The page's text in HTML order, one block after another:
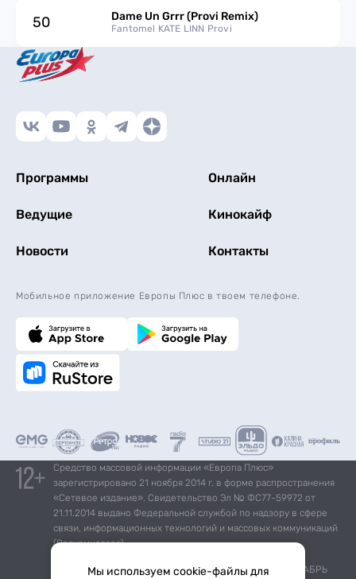
50 Dame Un Grrr (Provi Remix)
Fantomel KATE LINN Provi
Программы Онлайн
Ведущие Кинокайф
Новости Контакты
Мобильное приложение Европы Плюс в твоем телефоне.
Средство массовой информации «Европа Плюс»
зарегистрировано 21 ноября 2014 г. в форме распространения
«Сетевое издание». Свидетельство Эл № ФС77-59972 от
21.11.2014 выдано Федеральной службой по надзору в сфере
связи, информационных технологий и массовых коммуникаций
(Роскомнадзор).
*Mediascope, Radio Index – РОССИЯ 100К+, ИЮЛЬ - ДЕКАБРЬ
Мы используем cookie-файлы для